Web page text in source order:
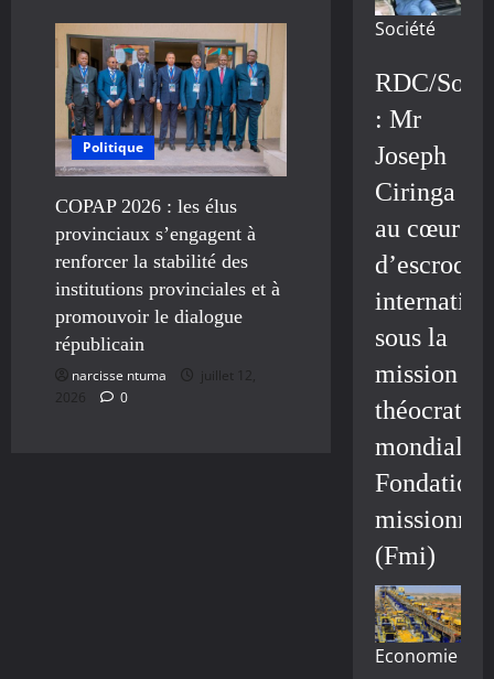
Politique
COPAP 2026 : les élus
provinciaux s’engagent à
renforcer la stabilité des
institutions provinciales et à
promouvoir le dialogue
républicain
narcisse ntuma
juillet 12,
2026
0
Société
RDC/
: Mr
Joseph
Ciringa
au cœur
sous la
mission
mondiale/
Fondation
(Fmi)
Economie